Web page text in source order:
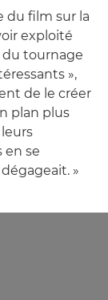
du film sur la
exploité
du tournage
»,
de le créer
plan plus
en se
»